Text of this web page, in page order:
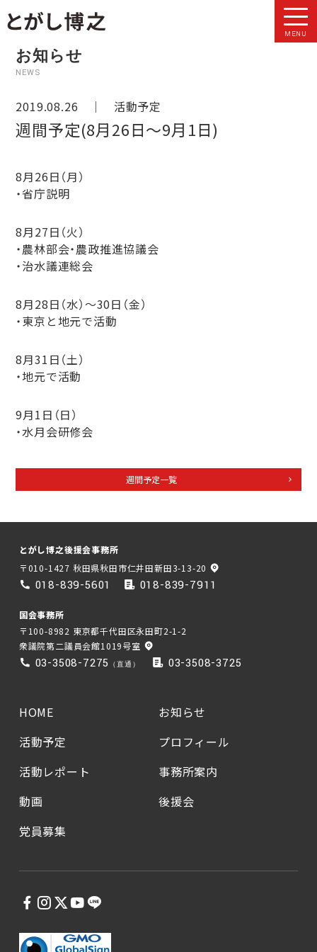
MENU
お知らせ
NEWS
2019.08.26 ｜ 活動予定
週間予定(8月26日～9月1日)
8月26日（月）
・省庁説明
8月27日（火）
・農林部会・農政推進協議会
・治水議連総会
8月28日（水）〜30日（金）
・東京と地元で活動
8月31日（土）
・地元で活動
9月1日（日）
・水月会研修会
週間予定一覧
とがし博之後援会事務所
〒010-1427 秋田県秋田市仁井田新田3-13-20
018-839-5601 018-839-7911
国会事務所
〒100-8982 東京都千代田区永田町2-1-2
衆議院第二議員会館1019号室
03-3508-7275 （直通） 03-3508-3725
HOME
お知らせ
活動予定
プロフィール
活動レポート
事務所案内
動画
後援会
党員募集